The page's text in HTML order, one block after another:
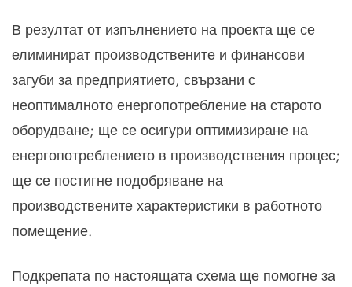
В резултат от изпълнението на проекта ще се
елиминират производствените и финансови
загуби за предприятието, свързани с
неоптималното енергопотребление на старото
оборудване; ще се осигури оптимизиране на
енергопотреблението в производствения процес;
ще се постигне подобряване на
производствените характеристики в работното
помещение.
Подкрепата по настоящата схема ще помогне за